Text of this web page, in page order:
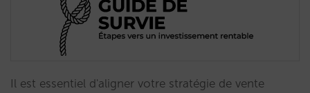
Il est essentiel d'aligner votre stratégie de vente